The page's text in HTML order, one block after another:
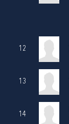
12
13
14